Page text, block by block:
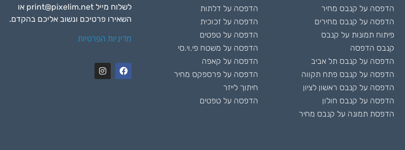
הדפסה על קנבס מחיר
הדפסה על קנבס מחירים
פיתוח תמונות על קנבס
קנבס הדפסה
הדפסה על קנבס תל אביב
הדפסה על קנבס פתח תקווה
הדפסה על קנבס ראשון לציון
הדפסה על קנבס חולון
הדפסת תמונה על קנבס מחיר
הדפסה על דלתות
הדפסה על זכוכית
הדפסה על טפטים
הדפסה על משטח פי.וי.סי
הדפסה על קאפה
הדפסה על פרספקס מחיר
חיתוך לייזר
הדפסה על טפטים
לשלוח מיילprint@pixelim.net או
השאירו פרטיכם ונשוב אליכם בהקדם.
מדיניות הפרטיות